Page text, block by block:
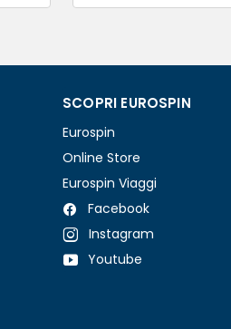
SCOPRI EUROSPIN
Eurospin
Online Store
Eurospin Viaggi
Facebook
Instagram
Youtube